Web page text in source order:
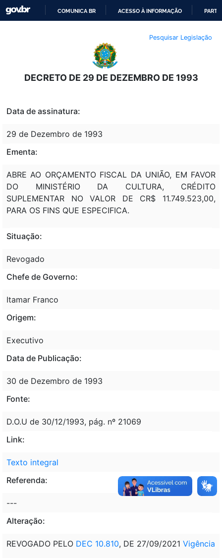
O
CONTEÚDO
COMUNICA BR ACESSO À INFORMAÇÃO
Pesquisar Legislação
DECRETO DE 29 DE DEZEMBRO DE 1993
Data de assinatura:
29 de Dezembro de 1993
Ementa:
ABRE AO ORÇAMENTO FISCAL DA UNIÃO, EM FAVOR
DO MINISTÉRIO DA CULTURA, CRÉDITO
SUPLEMENTAR NO VALOR DE CR$ 11.749.523,00,
PARA OS FINS QUE ESPECIFICA.
Situação:
Revogado
Chefe de Governo:
Itamar Franco
Origem:
Executivo
Data de Publicação:
30 de Dezembro de 1993
Fonte:
D.O.U de 30/12/1993, pág. nº 21069
Link:
Texto integral
Referenda:
---
Alteração:
REVOGADO PELO DEC 10.810, DE 27/09/2021 Vigência